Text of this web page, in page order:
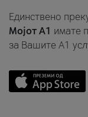
Единствено
Мојот A1 имате
за Вашите A1